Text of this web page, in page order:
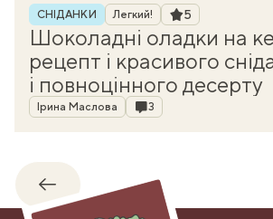
Рубрика
СНІДАНКИ Легкий! Рейтинг
5
Шоколадні оладки на
рецепт і красивого
і повноцінного десерту
Автор
Ірина Маслова Коментарі
3
Назад